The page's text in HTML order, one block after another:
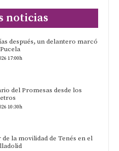
noticias
después, un delantero marcó
17:00h
del Promesas desde los
10:30h
la movilidad de Tenés en el